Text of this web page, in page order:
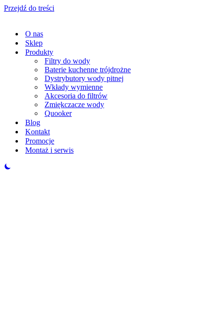
Przejdź do treści
O nas
Sklep
Produkty
Filtry do wody
Baterie kuchenne trójdrożne
Dystrybutory wody pitnej
Wkłady wymienne
Akcesoria do filtrów
Zmiękczacze wody
Quooker
Blog
Kontakt
Promocje
Montaż i serwis